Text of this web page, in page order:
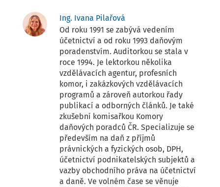
Ing. Ivana Pilařová
Od roku 1991 se zabývá vedením
účetnictví a od roku 1993 daňovým
poradenstvím. Auditorkou se stala v
roce 1994. Je lektorkou několika
vzdělávacích agentur, profesních
komor, i zakázkových vzdělávacích
programů a zároveň autorkou řady
publikací a odborných článků. Je také
zkušební komisařkou Komory
daňových poradců ČR. Specializuje se
především na daň z příjmů
právnických a fyzických osob, DPH,
účetnictví podnikatelských subjektů a
vazby obchodního práva na účetnictví
a daně. Ve volném čase se věnuje